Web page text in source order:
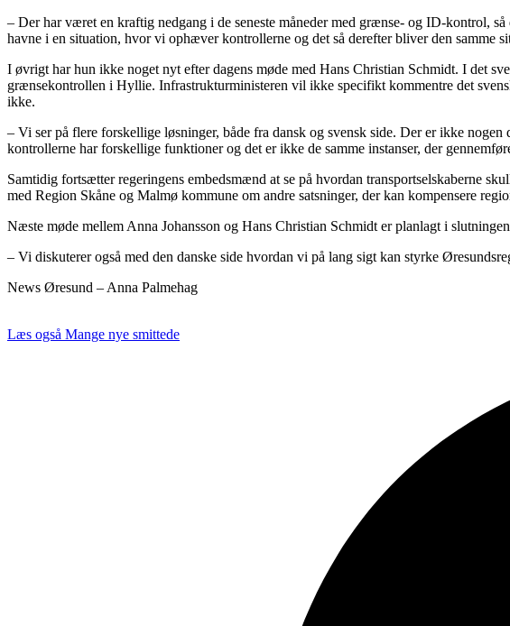
– Der har været en kraftig nedgang i de seneste måneder med grænse- og ID-kontrol,
havne i en situation, hvor vi ophæver kontrollerne og det så derefter bliver den
I øvrigt har hun ikke noget nyt efter dagens møde med Hans Christian Schmidt. I det
grænsekontrollen i Hyllie. Infrastrukturministeren vil ikke specifikt kommentre det
ikke.
– Vi ser på flere forskellige løsninger, både fra dansk og svensk side. Der er ikke
kontrollerne har forskellige funktioner og det er ikke de samme instanser, der
Samtidig fortsætter regeringens embedsmænd at se på hvordan transportselskaberne
med Region Skåne og Malmø kommune om andre satsninger, der kan kompensere
Næste møde mellem Anna Johansson og Hans Christian Schmidt er planlagt i
– Vi diskuterer også med den danske side hvordan vi på lang sigt kan styrke
News Øresund – Anna Palmehag
Læs også Mange nye smittede